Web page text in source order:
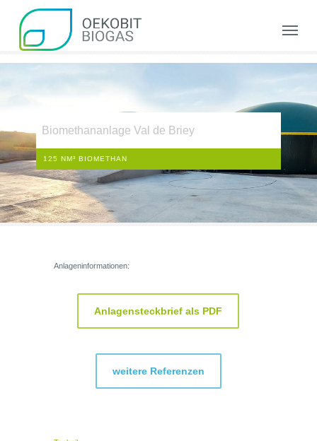
main
content
Menu
Biomethananlage Val de Briey
125 NM³ BIOMETHAN
Anlageninformationen:
Anlagensteckbrief als PDF
weitere Referenzen